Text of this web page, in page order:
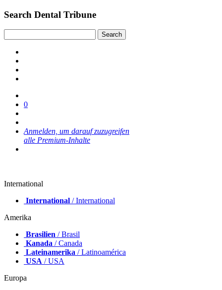
Search Dental Tribune
0
Anmelden, um darauf zuzugreifen
alle Premium-Inhalte
International
International / International
Amerika
Brasilien / Brasil
Kanada / Canada
Lateinamerika / Latinoamérica
USA / USA
Europa